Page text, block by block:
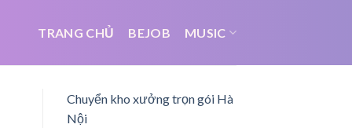
TRANG CHỦ BEJOB MUSIC
Chuyển kho xưởng trọn gói Hà
Nội